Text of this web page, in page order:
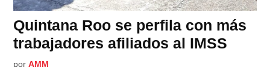
Quintana Roo se perfila con más
trabajadores afiliados al IMSS
por AMM